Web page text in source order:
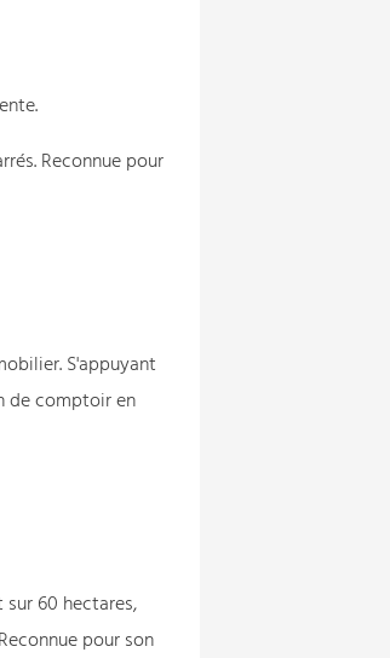
Reconnue pour
S'appuyant
de comptoir en
60 hectares,
pour son